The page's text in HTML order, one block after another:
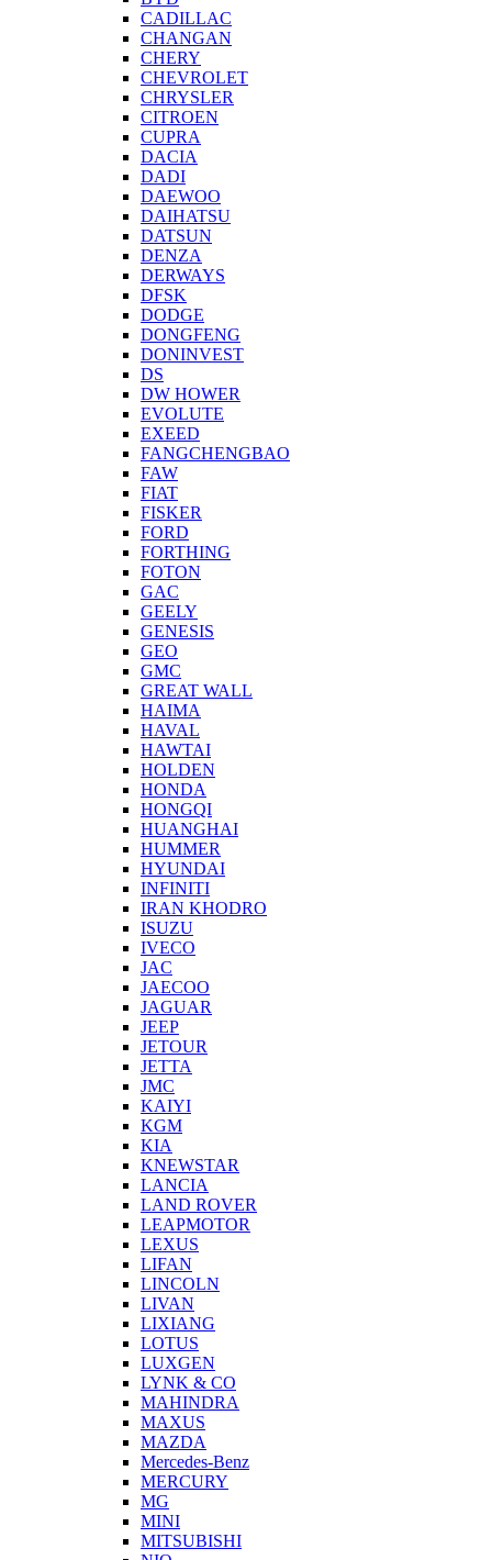
CADILLAC
CHANGAN
CHERY
CHEVROLET
CHRYSLER
CITROEN
CUPRA
DACIA
DADI
DAEWOO
DAIHATSU
DATSUN
DENZA
DERWAYS
DFSK
DODGE
DONGFENG
DONINVEST
DS
DW HOWER
EVOLUTE
EXEED
FANGCHENGBAO
FAW
FIAT
FISKER
FORD
FORTHING
FOTON
GAC
GEELY
GENESIS
GEO
GMC
GREAT WALL
HAIMA
HAVAL
HAWTAI
HOLDEN
HONDA
HONGQI
HUANGHAI
HUMMER
HYUNDAI
INFINITI
IRAN KHODRO
ISUZU
IVECO
JAC
JAECOO
JAGUAR
JEEP
JETOUR
JETTA
JMC
KAIYI
KGM
KIA
KNEWSTAR
LANCIA
LAND ROVER
LEAPMOTOR
LEXUS
LIFAN
LINCOLN
LIVAN
LIXIANG
LOTUS
LUXGEN
LYNK & CO
MAHINDRA
MAXUS
MAZDA
Mercedes-Benz
MERCURY
MG
MINI
MITSUBISHI